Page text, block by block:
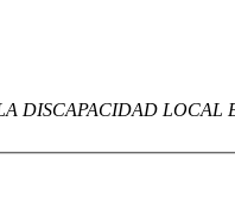
DISCAPACIDAD LOCAL